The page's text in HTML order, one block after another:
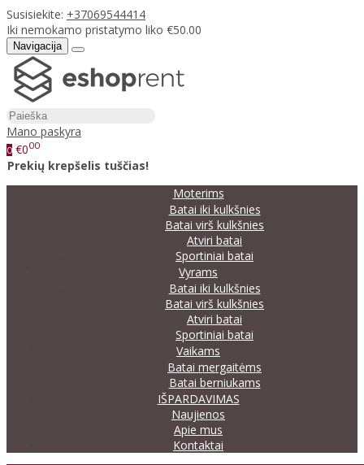
Susisiekite: +37069544414
Iki nemokamo pristatymo liko €50.00
Navigacija
Mano paskyra
0 €000
Prekių krepšelis tuščias!
Moterims
Batai iki kulkšnies
Batai virš kulkšnies
Atviri batai
Sportiniai batai
Vyrams
Batai iki kulkšnies
Batai virš kulkšnies
Atviri batai
Sportiniai batai
Vaikams
Batai mergaitėms
Batai berniukams
IŠPARDAVIMAS
Naujienos
Apie mus
Kontaktai